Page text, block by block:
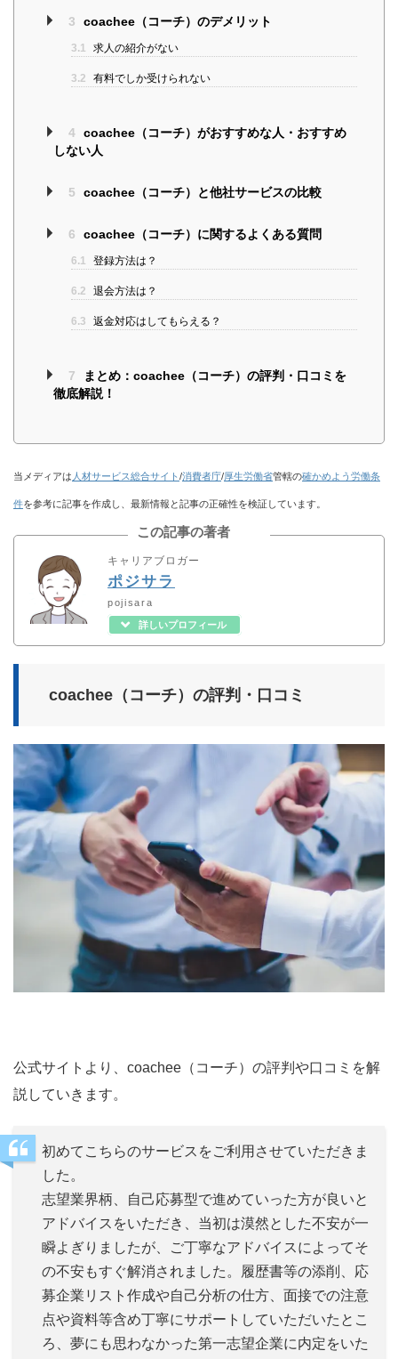
3 coachee（コーチ）のデメリット
3.1 求人の紹介がない
3.2 有料でしか受けられない
4
coachee（コーチ）がおすすめな人・おすすめ
しない人
5 coachee（コーチ）と他社サービスの比較
6 coachee（コーチ）に関するよくある質問
6.1 登録方法は？
6.2 退会方法は？
6.3 返金対応はしてもらえる？
7
まとめ：coachee（コーチ）の評判・口コミを
徹底解説！
当メディアは 人材サービス総合サイト /消費者庁/厚生労働省管轄の確かめよう労働条
件を参考に記事を作成し、最新情報と記事の正確性を検証しています。
この記事の著者
キャリアブロガー
ポジサラ
pojisara
詳しいプロフィール
coachee（コーチ）の評判・口コミ
公式サイトより、coachee（コーチ）の評判や口コミを解
説していきます。
初めてこちらのサービスをご利用させていただきま
した。
志望業界柄、自己応募型で進めていった方が良いと
アドバイスをいただき、当初は漠然とした不安が一
瞬よぎりましたが、ご丁寧なアドバイスによってそ
の不安もすぐ解消されました。履歴書等の添削、応
募企業リスト作成や自己分析の仕方、面接での注意
点や資料等含め丁寧にサポートしていただいたとこ
ろ、夢にも思わなかった第一志望企業に内定をいた